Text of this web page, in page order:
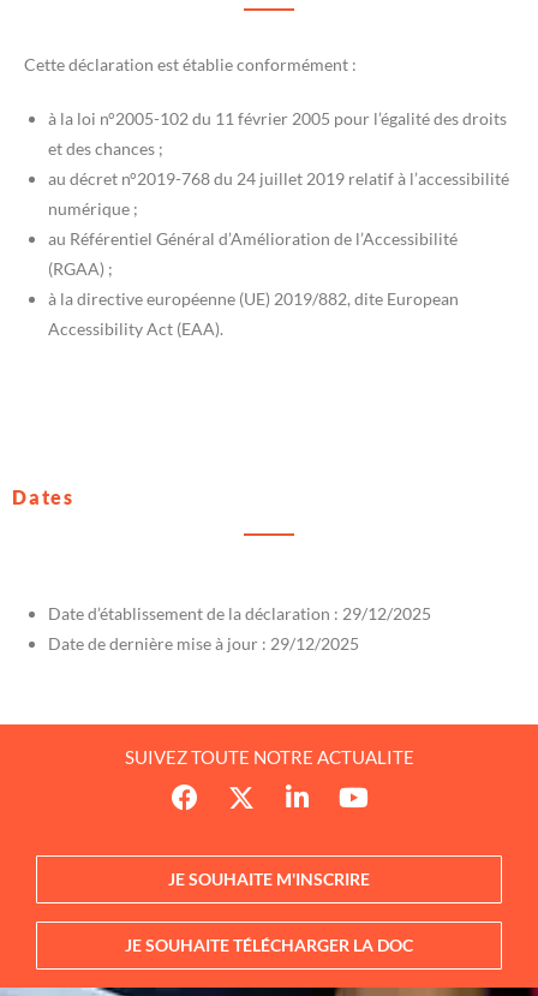
Cette déclaration est établie conformément :
à la loi n°2005-102 du 11 février 2005 pour l’égalité des droits
et des chances ;
au décret n°2019-768 du 24 juillet 2019 relatif à l’accessibilité
numérique ;
au Référentiel Général d’Amélioration de l’Accessibilité
(RGAA) ;
à la directive européenne (UE) 2019/882, dite European
Accessibility Act (EAA).
Dates
Date d’établissement de la déclaration : 29/12/2025
Date de dernière mise à jour : 29/12/2025
SUIVEZ TOUTE NOTRE ACTUALITE
JE SOUHAITE M'INSCRIRE
JE SOUHAITE TÉLÉCHARGER LA DOC